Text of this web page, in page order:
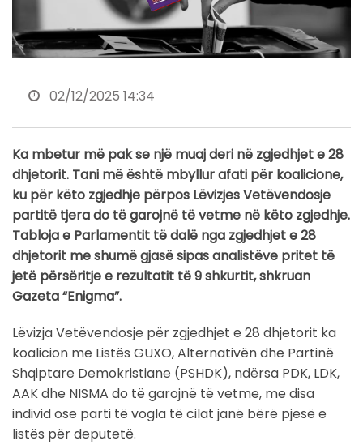
02/12/2025 14:34
Ka mbetur më pak se një muaj deri në zgjedhjet e 28
dhjetorit. Tani më është mbyllur afati për koalicione,
ku për këto zgjedhje përpos Lëvizjes Vetëvendosje
partitë tjera do të garojnë të vetme në këto zgjedhje.
Tabloja e Parlamentit të dalë nga zgjedhjet e 28
dhjetorit me shumë gjasë sipas analistëve pritet të
jetë përsëritje e rezultatit të 9 shkurtit, shkruan
Gazeta “Enigma”.
Lëvizja Vetëvendosje për zgjedhjet e 28 dhjetorit ka
koalicion me Listës GUXO, Alternativën dhe Partinë
Shqiptare Demokristiane (PSHDK), ndërsa PDK, LDK,
AAK dhe NISMA do të garojnë të vetme, me disa
individ ose parti të vogla të cilat janë bërë pjesë e
listës për deputetë.